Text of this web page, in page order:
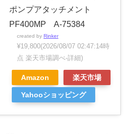
ポンプアタッチメント
PF400MP A-75384
created by Rinker
¥19,800(2026/08/07 02:47:14時
点 楽天市場調べ-詳細)
Amazon 楽天市場
Yahooショッピング